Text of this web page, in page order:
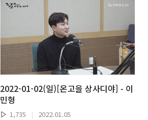
2022-01-02(일)[온고을 상사디야] - 이
민형
1,735 | 2022.01.05